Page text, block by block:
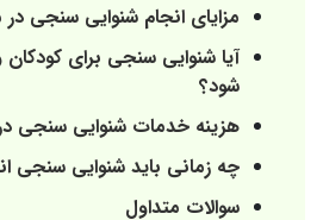
مزایای انجام شنوایی سنجی در
آیا شنوایی سنجی برای کودکان
شود؟
هزینه خدمات شنوایی سنجی
چه زمانی باید شنوایی سنجی
سوالات متداول